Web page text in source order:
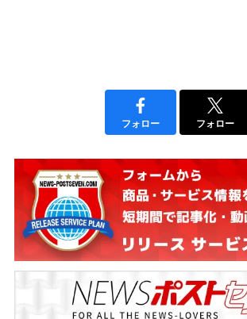
フォロー フォロー